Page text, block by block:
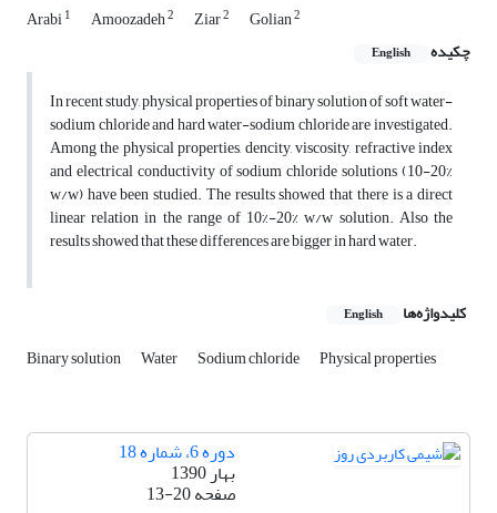
Arabi1 Amoozadeh2 Ziar2 Golian2
چکیده English
In recent study, physical properties of binary solution of soft water-
sodium chloride and hard water-sodium chloride are investigated.
Among the physical properties, dencity, viscosity, refractive index
and electrical conductivity of sodium chloride solutions (10-20%
w/w) have been studied. The results showed that there is a direct
linear relation in the range of 10%-20% w/w solution. Also the
results showed that these differences are bigger in hard water.
کلیدواژه‌ها English
Binary solution Water Sodium chloride Physical properties
دوره 6، شماره 18
بهار 1390
صفحه13-20